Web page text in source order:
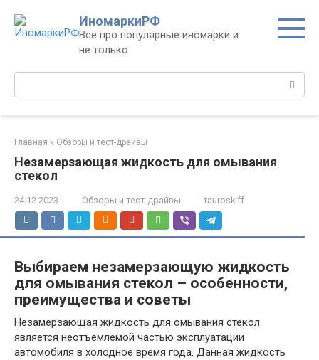
контенту
ИномаркиРФ
Все про популярные иномарки и
не только
Поиск:
Главная » Обзоры и тест-драйвы
Незамерзающая жидкость для омывания
стекол
24.12.2023 Обзоры и тест-драйвы tauroskiff
Выбираем незамерзающую жидкость
для омывания стекол – особенности,
преимущества и советы
Незамерзающая жидкость для омывания стекол
является неотъемлемой частью эксплуатации
автомобиля в холодное время года. Данная жидкость